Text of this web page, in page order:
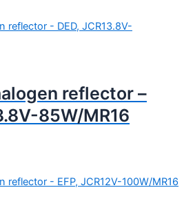
reflector –
85W/MR16